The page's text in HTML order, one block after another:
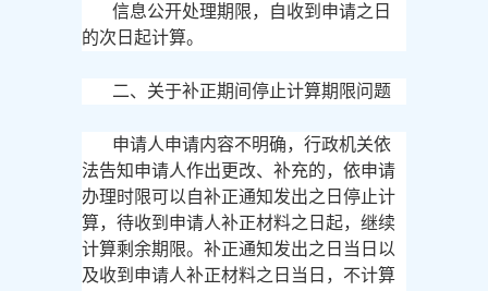
信息公开处理期限，自收到申请之日
的次日起计算。
二、关于补正期间停止计算期限问题
申请人申请内容不明确，行政机关依
法告知申请人作出更改、补充的，依申请
办理时限可以自补正通知发出之日停止计
算，待收到申请人补正材料之日起，继续
计算剩余期限。补正通知发出之日当日以
及收到申请人补正材料之日当日，不计算